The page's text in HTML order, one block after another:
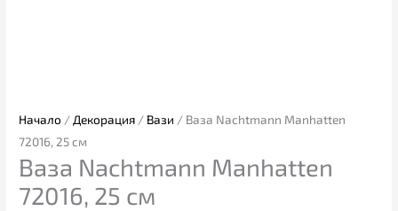
Начало / Декорация / Вази / Ваза Nachtmann Manhatten
72016, 25 см
Ваза Nachtmann Manhatten
72016, 25 см